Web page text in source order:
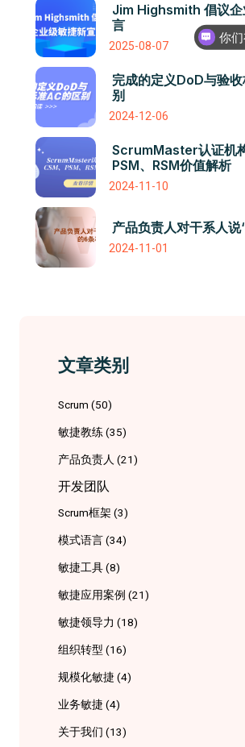
Jim Highsmith 倡议企
言
2025-08-07
完成的定义DoD与验收
别
2024-12-06
ScrumMaster认证机
PSM、RSM价值解析
2024-11-10
产品负责人对干系人说
2024-11-01
文章类别
Scrum (50)
敏捷教练(35)
产品负责人(21)
开发团队
Scrum框架 (3)
模式语言(34)
敏捷工具(8)
敏捷应用案例 (21)
敏捷领导力 (18)
组织转型(16)
规模化敏捷(4)
业务敏捷(4)
关于我们 (13)